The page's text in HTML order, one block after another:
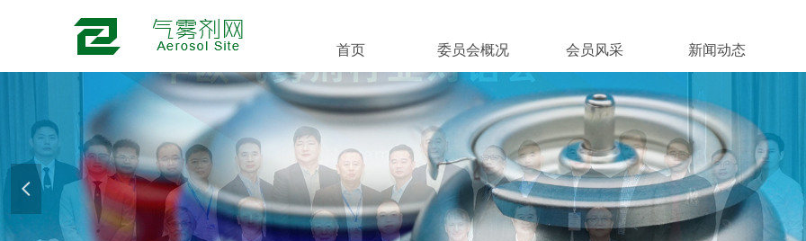
넳
首页 委员会概况 会员风采 新闻动态